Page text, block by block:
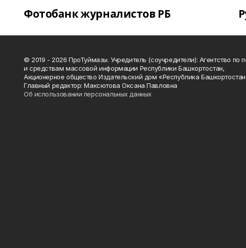
Фотобанк журналистов РБ
© 2019 - 2026 ПроТуймазы. Учредитель (соучредители): Агентство по
и средствам массовой информации Республики Башкортостан,
Акционерное общество Издательский дом «Республика
Главный редактор: Максютова Оксана Павловна
Об использовании персональных данных